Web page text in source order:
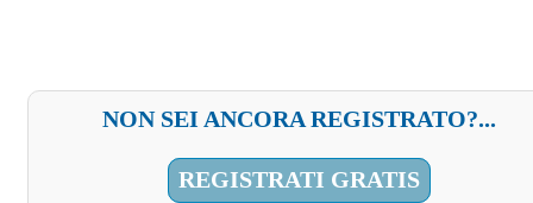
NON SEI ANCORA REGISTRATO?...
REGISTRATI GRATIS